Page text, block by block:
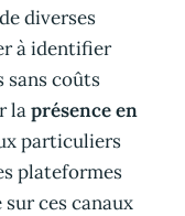
diverses
à identifier
sans coûts
laprésence en
particuliers
plateformes
ces canaux